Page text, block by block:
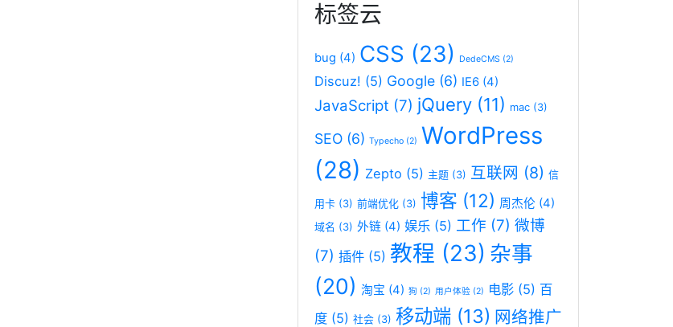
标签云
bug (4) CSS (23) DedeCMS (2)
Discuz! (5) Google (6) IE6 (4)
JavaScript (7) jQuery (11) mac (3)
SEO (6) Typecho (2) WordPress
(28) Zepto (5) 主题 (3) 互联网 (8) 信
用卡 (3) 前端优化 (3) 博客 (12) 周杰伦 (4)
域名 (3) 外链 (4) 娱乐 (5) 工作 (7) 微博
(7) 插件 (5) 教程 (23) 杂事
(20) 淘宝 (4) 狗 (2) 用户体验 (2) 电影 (5) 百
度 (5) 社会 (3) 移动端 (13) 网络推广